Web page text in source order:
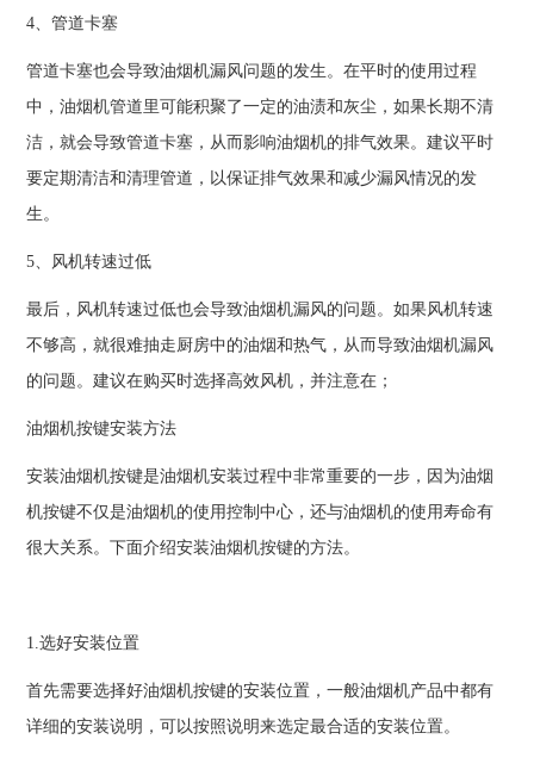
4、管道卡塞
管道卡塞也会导致油烟机漏风问题的发生。在平时的使用过程
中，油烟机管道里可能积聚了一定的油渍和灰尘，如果长期不清
洁，就会导致管道卡塞，从而影响油烟机的排气效果。建议平时
要定期清洁和清理管道，以保证排气效果和减少漏风情况的发
生。
5、风机转速过低
最后，风机转速过低也会导致油烟机漏风的问题。如果风机转速
不够高，就很难抽走厨房中的油烟和热气，从而导致油烟机漏风
的问题。建议在购买时选择高效风机，并注意在；
油烟机按键安装方法
安装油烟机按键是油烟机安装过程中非常重要的一步，因为油烟
机按键不仅是油烟机的使用控制中心，还与油烟机的使用寿命有
很大关系。下面介绍安装油烟机按键的方法。
1.选好安装位置
首先需要选择好油烟机按键的安装位置，一般油烟机产品中都有
详细的安装说明，可以按照说明来选定最合适的安装位置。